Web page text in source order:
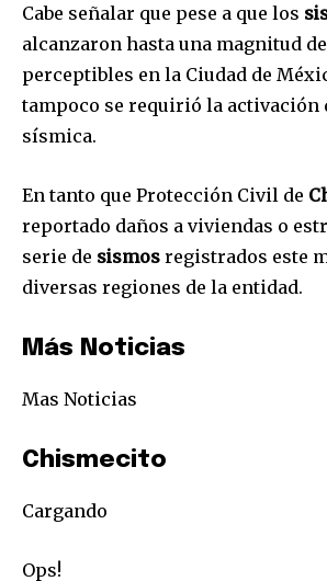
Únete a nuestra
suscriptores y sé
conversación.
Para suscribirte, solo escribe tu dirección
respetamos tu privacidad y no
INBOX. Tu información está segura con
Acepto laPolítica de Privacidad
32,111
Seguidores
Cabe señalar que pese a que los
alcanzaron hasta una magnitud
perceptibles en la Ciudad de
tampoco se requirió la activación
sísmica.
En tanto que Protección Civil de
reportado daños a viviendas o
serie de sismos registrados este
diversas regiones de la entidad.
Más Noticias
Mas Noticias
Chismecito
Cargando
Ops!